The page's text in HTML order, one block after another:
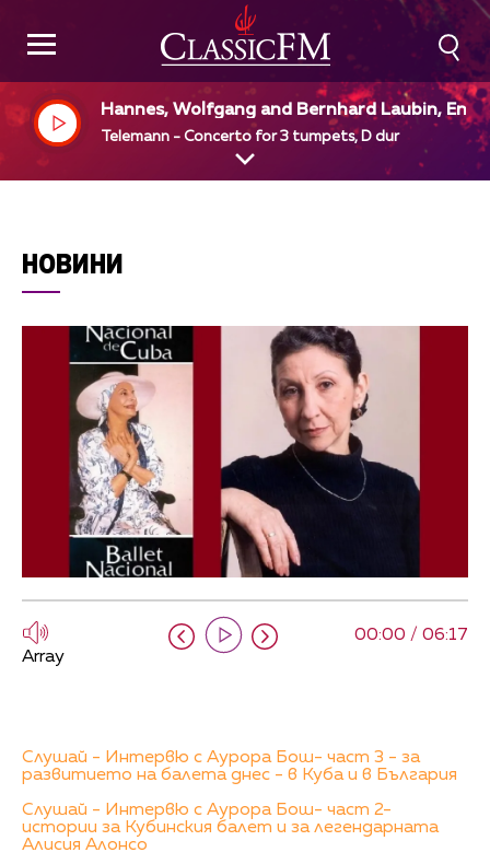
Hannes, Wolfgang and Bernhard Laubin,
h Chamber Orchestra, Simon Preston, dir
Telemann - Concerto for 3 tumpets, D dur
НОВИНИ
00:00 / 06:17
Array
Слушай - Интервю с Аурора Бош- част 3 - за
развитието на балета днес - в Куба и в България
Слушай - Интервю с Аурора Бош- част 2-
истории за Кубинския балет и за легендарната
Алисия Алонсо